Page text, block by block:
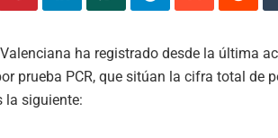
ha registrado desde la última
prueba PCR, que sitúan la cifra total de
la siguiente: